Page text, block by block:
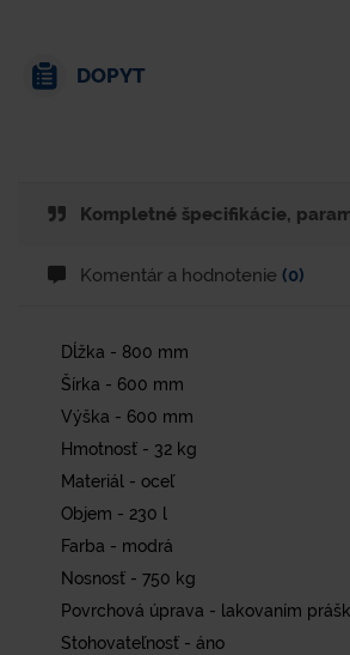
DOPYT
Kompletné špecifikácie,
Komentár a hodnotenie (0)
Dĺžka - 800 mm
Šírka - 600 mm
Výška - 600 mm
Hmotnosť - 32 kg
Materiál - oceľ
Objem - 230 l
Farba - modrá
Nosnosť - 750 kg
Povrchová úprava - lakovaním
Stohovateľnosť - áno